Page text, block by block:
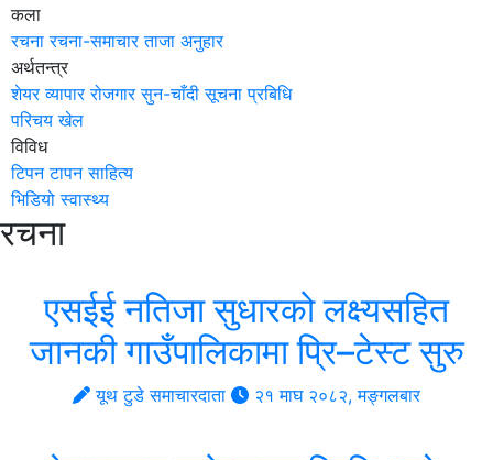
कला
रचना रचना-समाचार ताजा अनुहार
अर्थतन्त्र
शेयर व्यापार रोजगार सुन-चाँदी सूचना प्रबिधि
परिचय खेल
विविध
टिपन टापन साहित्य
भिडियो स्वास्थ्य
रचना
एसईई नतिजा सुधारको लक्ष्यसहित
जानकी गाउँपालिकामा प्रि–टेस्ट सुरु
यूथ टुडे समाचारदाता २१ माघ २०८२, मङ्गलबार